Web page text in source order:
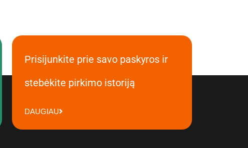
Prisijunkite prie savo paskyros ir
stebėkite pirkimo istoriją
DAUGIAU